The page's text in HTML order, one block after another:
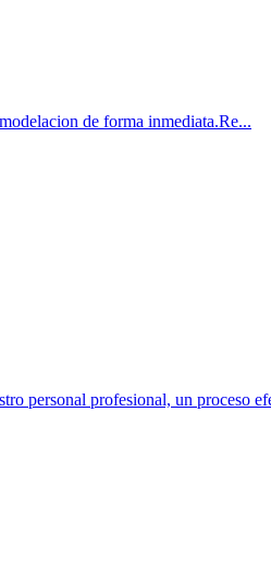
de forma inmediata.Re...
personal profesional, un proceso